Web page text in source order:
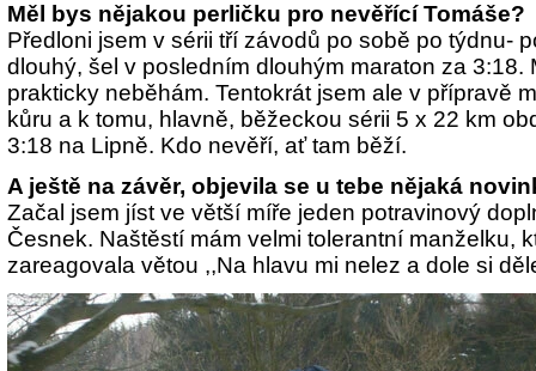
Měl bys nějakou perličku pro nevěřící Tomáše?
Předloni jsem v sérii tří závodů po sobě po týdnu-
dlouhý, šel v posledním dlouhým maraton za 3:18.
prakticky neběhám. Tentokrát jsem ale v přípravě
kůru a k tomu, hlavně, běžeckou sérii 5 x 22 km
3:18 na Lipně. Kdo nevěří, ať tam běží.
A ještě na závěr, objevila se u tebe nějaká
Začal jsem jíst ve větší míře jeden potravinový
Česnek. Naštěstí mám velmi tolerantní manželku,
zareagovala větou ,,Na hlavu mi nelez a dole si